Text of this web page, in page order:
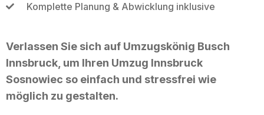
Komplette Planung & Abwicklung inklusive
Verlassen Sie sich auf Umzugskönig Busch
Innsbruck, um Ihren Umzug Innsbruck
Sosnowiec so einfach und stressfrei wie
möglich zu gestalten.